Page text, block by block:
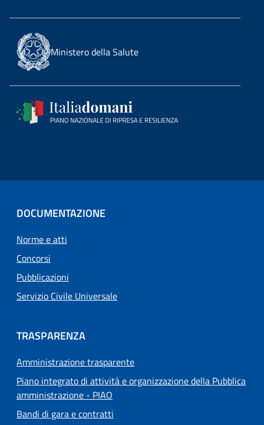
Ministero della Salute
DOCUMENTAZIONE
Norme e atti
Concorsi
Pubblicazioni
Servizio Civile Universale
TRASPARENZA
Amministrazione trasparente
Piano integrato di attività e organizzazione della Pubblica
amministrazione - PIAO
Bandi di gara e contratti